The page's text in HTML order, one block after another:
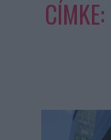
CÍMKE: